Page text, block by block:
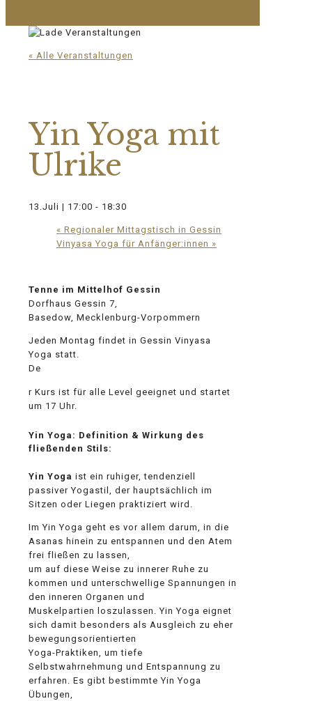
« Alle Veranstaltungen
Yin Yoga mit
Ulrike
13.Juli | 17:00 - 18:30
« Regionaler Mittagstisch in Gessin
Vinyasa Yoga für Anfänger:innen »
Tenne im Mittelhof Gessin
Dorfhaus Gessin 7,
Basedow, Mecklenburg-Vorpommern
Jeden Montag findet in Gessin Vinyasa
Yoga statt.
De
osteopathe-nyon-cabinet-monney
r Kurs ist für alle Level geeignet und startet
um 17 Uhr.
Yin Yoga: Definition & Wirkung des
fließenden Stils:
Yin Yoga ist ein ruhiger, tendenziell
passiver Yogastil, der hauptsächlich im
Sitzen oder Liegen praktiziert wird.
Im Yin Yoga geht es vor allem darum, in die
Asanas hinein zu entspannen und den Atem
frei fließen zu lassen,
um auf diese Weise zu innerer Ruhe zu
kommen und unterschwellige Spannungen in
den inneren Organen und
Muskelpartien loszulassen. Yin Yoga eignet
sich damit besonders als Ausgleich zu eher
bewegungsorientierten
Yoga-Praktiken, um tiefe
Selbstwahrnehmung und Entspannung zu
erfahren. Es gibt bestimmte Yin Yoga
Übungen,